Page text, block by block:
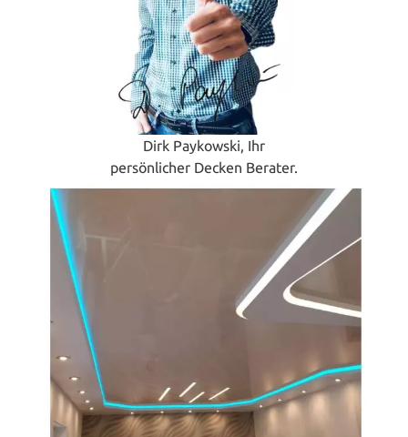
Dirk Paykowski, Ihr
persönlicher Decken Berater.